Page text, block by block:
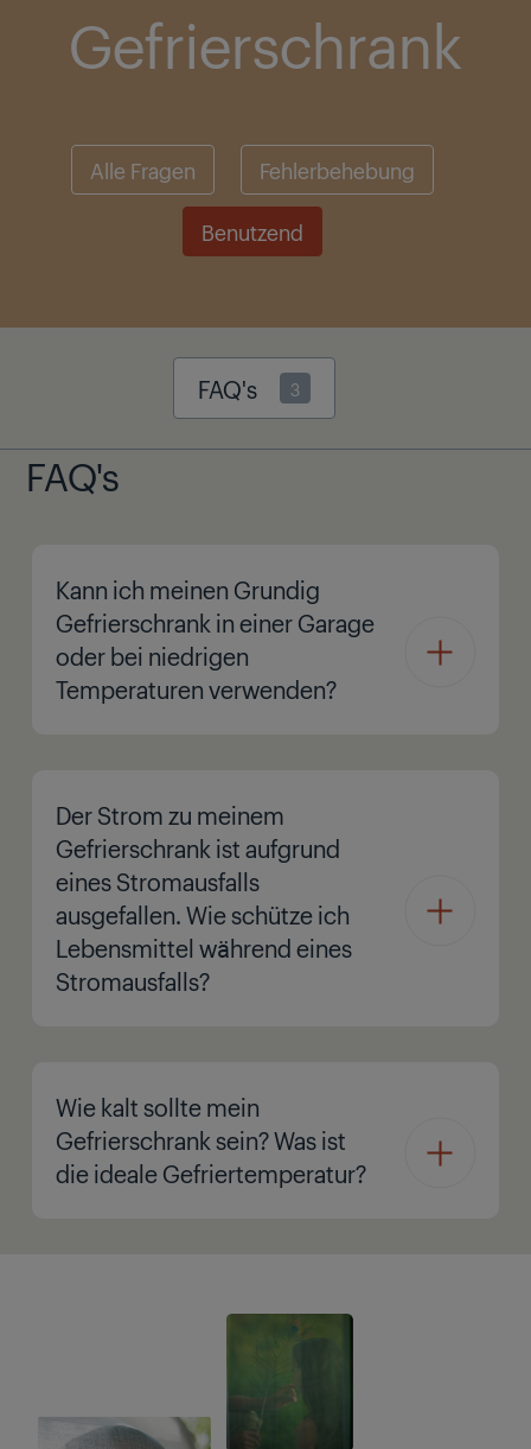
Gefrierschrank
Alle Fragen Fehlerbehebung
Benutzend
FAQ's 3
FAQ's
Kann ich meinen Grundig
Gefrierschrank in einer Garage
oder bei niedrigen
Temperaturen verwenden?
Der Strom zu meinem
Gefrierschrank ist aufgrund
eines Stromausfalls
ausgefallen. Wie schütze ich
Lebensmittel während eines
Stromausfalls?
Wie kalt sollte mein
Gefrierschrank sein? Was ist
die ideale Gefriertemperatur?